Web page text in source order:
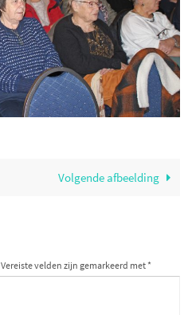
Volgende afbeelding
Vereiste velden zijn gemarkeerd met *